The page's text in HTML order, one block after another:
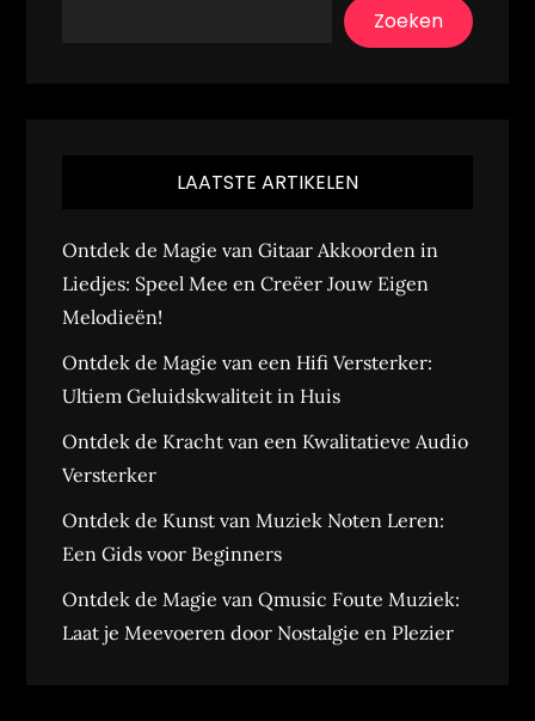
Zoeken
LAATSTE ARTIKELEN
Ontdek de Magie van Gitaar Akkoorden in
Liedjes: Speel Mee en Creëer Jouw Eigen
Melodieën!
Ontdek de Magie van een Hifi Versterker:
Ultiem Geluidskwaliteit in Huis
Ontdek de Kracht van een Kwalitatieve Audio
Versterker
Ontdek de Kunst van Muziek Noten Leren:
Een Gids voor Beginners
Ontdek de Magie van Qmusic Foute Muziek:
Laat je Meevoeren door Nostalgie en Plezier